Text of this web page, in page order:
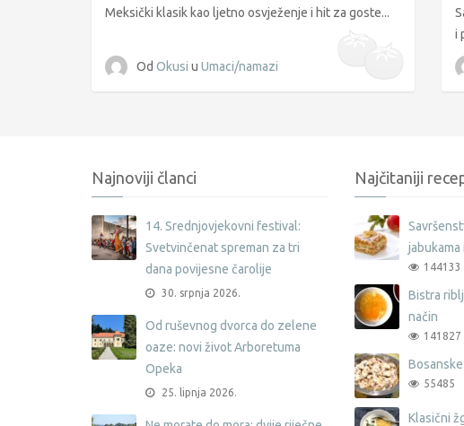
Meksički klasik kao ljetno osvježenje i hit za goste...
Od Okusi u Umaci/namazi
i
Najnoviji članci
14. Srednjovjekovni festival:
Svetvinčenat spreman za tri
dana povijesne čarolije
30. srpnja 2026.
Od ruševnog dvorca do zelene
oaze: novi život Arboretuma
Opeka
25. lipnja 2026.
Najčitaniji
jabukama
144133
Bistra
način
141827
55485
Klasični